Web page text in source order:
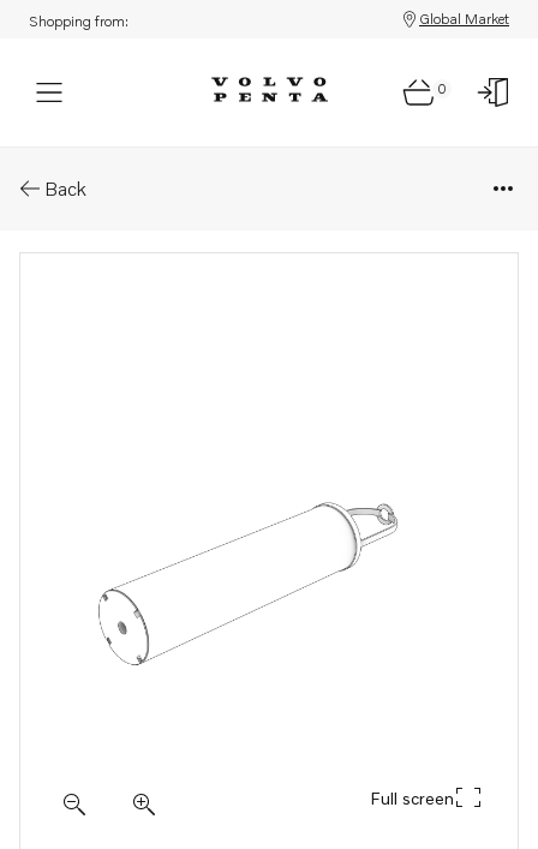
Shopping from: Global Market
0
Back
Full screen